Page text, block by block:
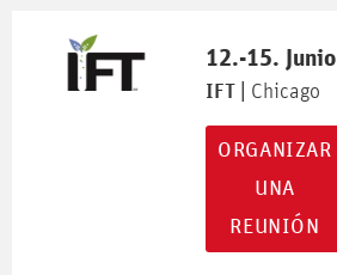
12.-15. Junio
IFT | Chicago
ORGANIZAR
UNA
REUNIÓN